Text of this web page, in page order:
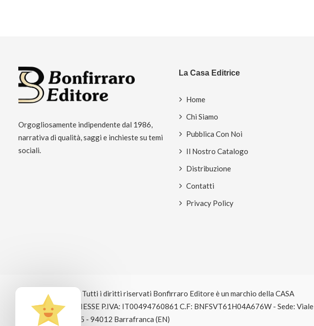
Orgogliosamente indipendente dal 1986,
narrativa di qualità, saggi e inchieste su temi
sociali.
La Casa Editrice
Home
Chi Siamo
Pubblica Con Noi
Il Nostro Catalogo
Distribuzione
Contatti
Privacy Policy
© Copyright 2026 Tutti i diritti riservati Bonfirraro Editore è un marchio della CASA
EDITRICE BOSE GIESSE P.IVA: IT00494760861 C.F: BNFSVT61H04A676W - Sede: Viale
Signole Ritrovato, 5 - 94012 Barrafranca (EN)